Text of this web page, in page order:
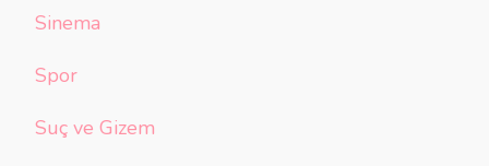
Sinema
Spor
Suç ve Gizem